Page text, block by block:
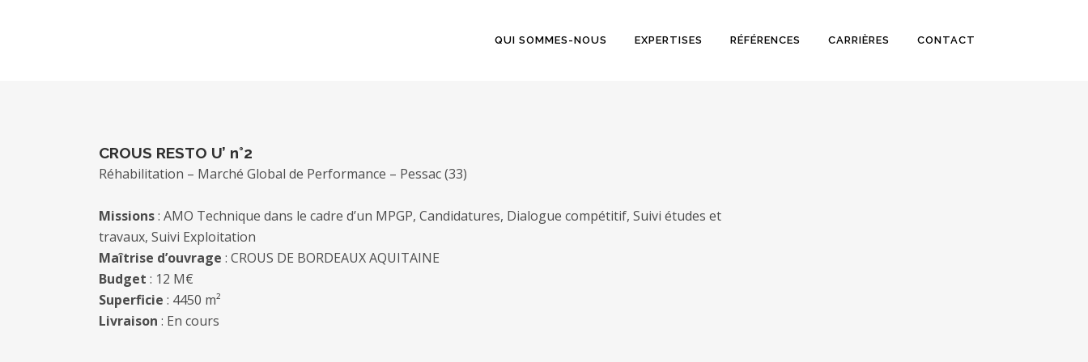
QUI SOMMES-NOUS EXPERTISES RÉFÉRENCES CARRIÈRES CONTACT
CROUS RESTO U’ n°2
Réhabilitation – Marché Global de Performance – Pessac (33)
Missions: AMO Technique dans le cadre d’un MPGP, Candidatures, Dialogue compétitif, Suivi études et
travaux, Suivi Exploitation
Maîtrise d’ouvrage : CROUS DE BORDEAUX AQUITAINE
Budget : 12 M€
Superficie : 4450 m²
Livraison : En cours